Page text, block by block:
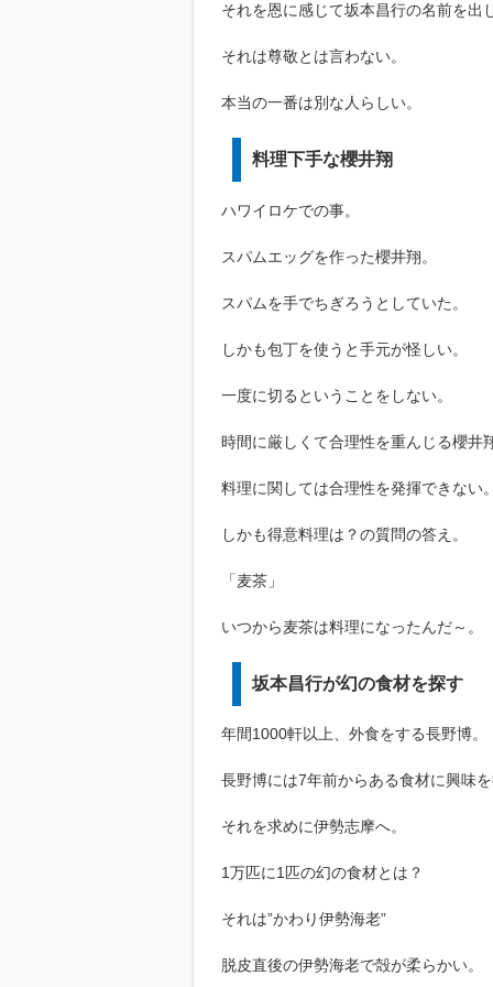
それを恩に感じて坂本昌行の名前を出
それは尊敬とは言わない。
本当の一番は別な人らしい。
料理下手な櫻井翔
ハワイロケでの事。
スパムエッグを作った櫻井翔。
スパムを手でちぎろうとしていた。
しかも包丁を使うと手元が怪しい。
一度に切るということをしない。
時間に厳しくて合理性を重んじる櫻井翔
料理に関しては合理性を発揮できない。
しかも得意料理は？の質問の答え。
「麦茶」
いつから麦茶は料理になったんだ～。
坂本昌行が幻の食材を探す
年間1000軒以上、外食をする長野博。
長野博には7年前からある食材に興味を
それを求めに伊勢志摩へ。
1万匹に1匹の幻の食材とは？
それは”かわり伊勢海老”
脱皮直後の伊勢海老で殻が柔らかい。